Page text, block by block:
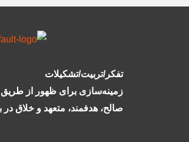
تفکر/تربیت/تشکیلات
زمینه‌سازی برای ظهور از
صالح، هدفمند، متعهد و خلاق